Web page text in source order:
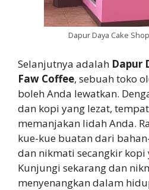
Dapur Daya Cake
Selanjutnya adalah Dapur
Faw Coffee, sebuah toko
boleh Anda lewatkan.
dan kopi yang lezat,
memanjakan lidah Anda.
kue-kue buatan dari
dan nikmati secangkir kopi
Kunjungi sekarang dan
menyenangkan dalam